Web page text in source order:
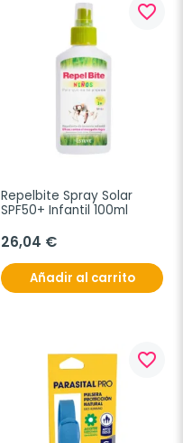
favorite_border
Repelbite Spray Solar
SPF50+ Infantil 100ml
26,04 €
Añadir al carrito
favorite_border